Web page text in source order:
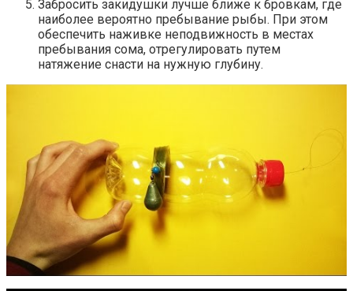
Забросить закидушки лучше ближе к бровкам, где
наиболее вероятно пребывание рыбы. При этом
обеспечить наживке неподвижность в местах
пребывания сома, отрегулировать путем
натяжение снасти на нужную глубину.